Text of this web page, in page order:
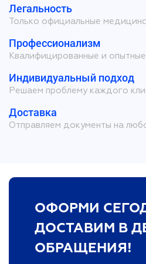
Легальность
Только официальные
Профессионализм
Квалифицированные и
Индивидуальный подход
Решаем проблему каждого
Доставка
Отправляем документы на
ОФОРМИ
ДОСТАВИМ В
ОБРАЩЕНИЯ!